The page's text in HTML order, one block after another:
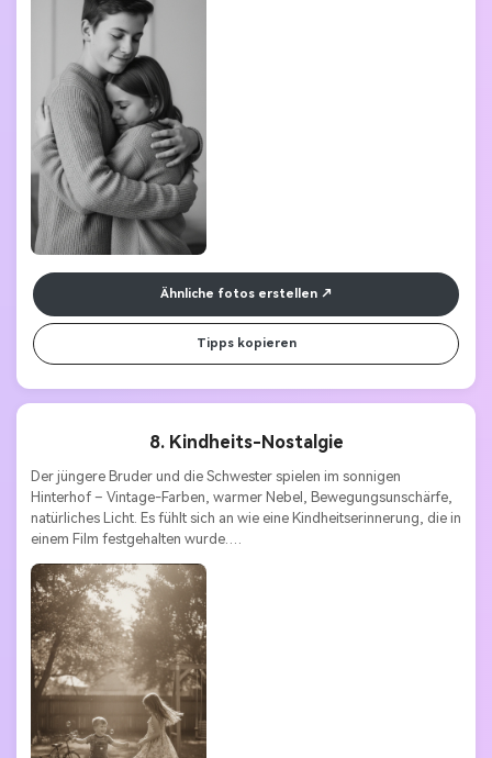
Ähnliche fotos erstellen
Tipps kopieren
8. Kindheits-Nostalgie
Der jüngere Bruder und die Schwester spielen im sonnigen
Hinterhof – Vintage-Farben, warmer Nebel, Bewegungsunschärfe,
natürliches Licht. Es fühlt sich an wie eine Kindheitserinnerung, die in
einem Film festgehalten wurde.
Stile Schlüsselwörter:Nostalgisch | warm | verspielt | retro |
realistisch